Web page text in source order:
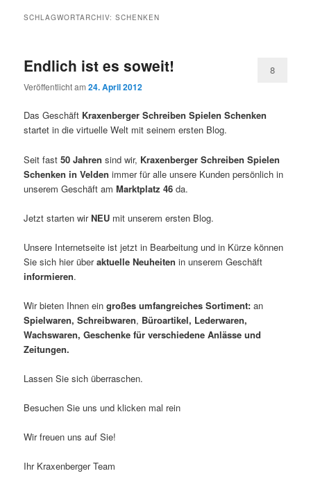
SCHLAGWORTARCHIV:SCHENKEN
Endlich ist es soweit!
Veröffentlicht am24. April 2012
8
Das Geschäft Kraxenberger Schreiben Spielen Schenken
startet in die virtuelle Welt mit seinem ersten Blog.
Seit fast50 Jahren sind wir, Kraxenberger Schreiben Spielen
Schenken in Velden immer für alle unsere Kunden persönlich in
unserem Geschäft am Marktplatz 46 da.
Jetzt starten wirNEU mit unserem ersten Blog.
Unsere Internetseite ist jetzt in Bearbeitung und in Kürze können
Sie sich hier überaktuelle Neuheiten in unserem Geschäft
informieren.
Wir bieten Ihnen eingroßes umfangreiches Sortiment: an
Spielwaren, Schreibwaren, Büroartikel, Lederwaren,
Wachswaren, Geschenke für verschiedene Anlässe und
Zeitungen.
Lassen Sie sich überraschen.
Besuchen Sie uns und klicken mal rein
Wir freuen uns auf Sie!
Ihr Kraxenberger Team